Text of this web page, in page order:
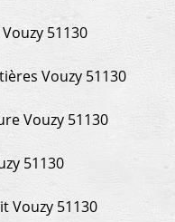
51130
Vouzy 51130
Vouzy 51130
51130
Vouzy 51130